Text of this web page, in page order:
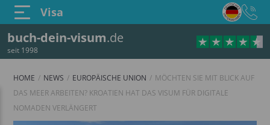
buch-dein-visum.de
seit 1998
Visa
HOME NEWS EUROPÄISCHE UNION
MÖCHTEN SIE MIT BLICK AUF
DAS MEER ARBEITEN? KROATIEN HAT DAS VISUM FÜR DIGITALE
NOMADEN VERLÄNGERT